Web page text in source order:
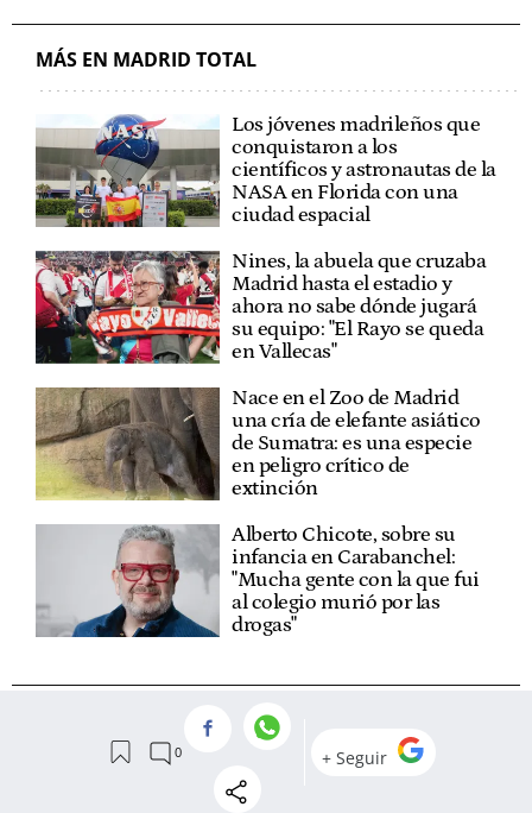
MÁS EN MADRID TOTAL
Los jóvenes madrileños que
conquistaron a los
científicos y astronautas de la
NASA en Florida con una
ciudad espacial
Nines, la abuela que cruzaba
Madrid hasta el estadio y
ahora no sabe dónde jugará
su equipo: "El Rayo se queda
en Vallecas"
Nace en el Zoo de Madrid
una cría de elefante asiático
de Sumatra: es una especie
en peligro crítico de
extinción
Alberto Chicote, sobre su
infancia en Carabanchel:
"Mucha gente con la que fui
al colegio murió por las
drogas"
COMENTARIOS